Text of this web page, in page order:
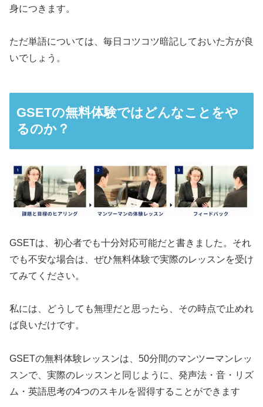
身につきます。
ただ単語については、毎日コツコツ暗記しておいた方が良
いでしょう。
GSETの無料体験ではどんなことをや
るのか？
GSETは、初心者でも十分対応可能だと書きました。それ
でも不安な場合は、ぜひ無料体験で実際のレッスンを受け
てみてください。
私には、どうしても無理だと思ったら、その時点で止めれ
ば良いだけです。
GSETの無料体験レッスンは、50分間のマンツーマンレッ
スンで、実際のレッスンと同じように、発声法・音・リズ
ム・英語思考の4つのスキルを習得することができます